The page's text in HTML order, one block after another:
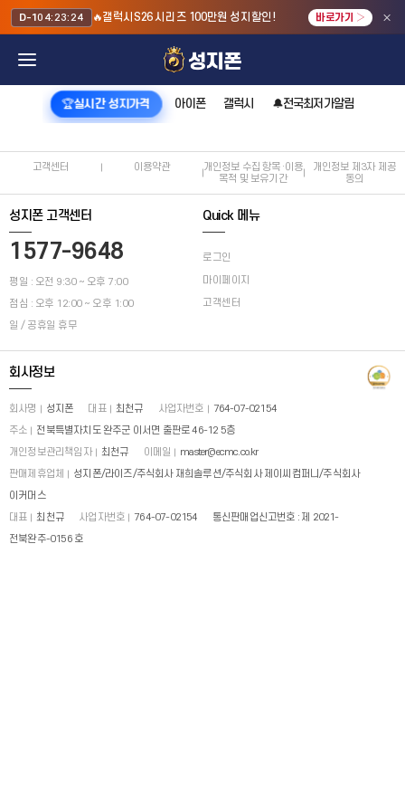
D-104:23:24 🔥갤럭시S26 시리즈 100만원 성지할인! 바로가기 › ×
🏆실시간 성지가격 아이폰 갤럭시 🔔전국최저가알림
고객센터 이용약관
개인정보 수집 항목·이용
목적 및 보유기간
개인정보 제3자 제공
동의
성지폰 고객센터
1577-9648
평일 : 오전 9:30 ~ 오후 7:00
점심 : 오후 12:00 ~ 오후 1:00
일 / 공휴일 휴무
Quick 메뉴
로그인
마이페이지
고객센터
회사정보
회사명 성지폰 대표 최천규 사업자번호
764-07-02154
주소
전북특별자치도 완주군 이서면 출판로 46-12 5층
개인정보관리책임자
최천규 이메일
master@ecmc.co.kr
판매제휴업체
성지폰/라이즈/주식회사 재희솔루션/주식회사 제이씨컴퍼니/주식회사
이커머스
대표
최천규 사업자번호 764-07-02154
통신판매업신고번호 : 제 2021-
전북완주-0156 호